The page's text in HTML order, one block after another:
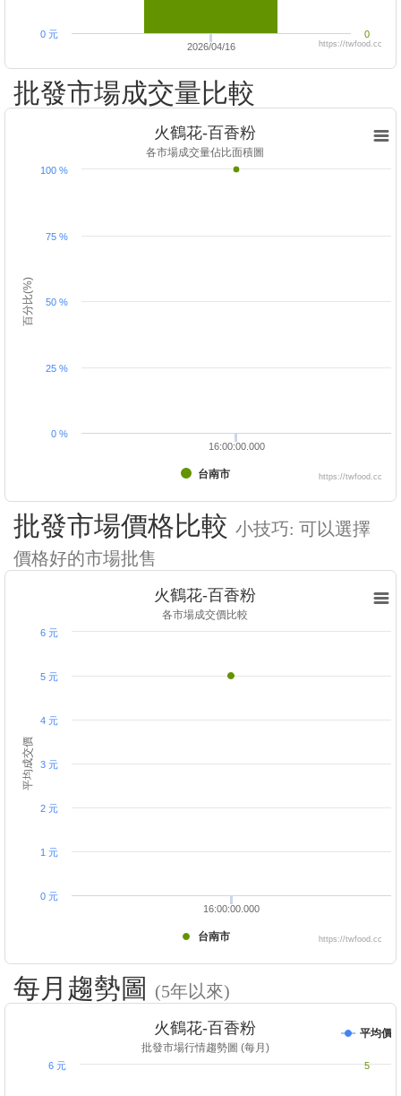
2026/04/16
0 元 0
https://twfood.cc
批發市場成交量比較
百分比(%)
火鶴花-百香粉
各市場成交量佔比面積圖
台南市
16:00:00.000
0 %
25 %
50 %
75 %
100 %
https://twfood.cc
批發市場價格比較 小技巧: 可以選擇
價格好的市場批售
平均成交價
火鶴花-百香粉
各市場成交價比較
台南市
16:00:00.000
0 元
1 元
2 元
3 元
4 元
5 元
6 元
https://twfood.cc
每月趨勢圖 (5年以來)
火鶴花-百香粉
批發市場行情趨勢圖 (每月)
平均價
6 元 5